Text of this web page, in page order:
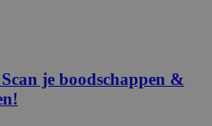
je boodschappen &